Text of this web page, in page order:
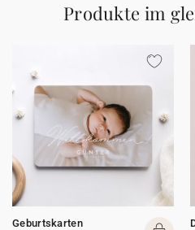
Produkte im
Geburtskarten